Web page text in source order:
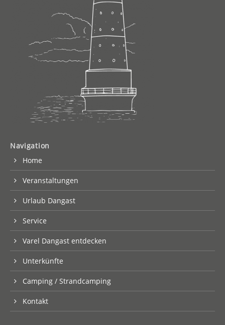
Navigation
Home
Veranstaltungen
Urlaub Dangast
Service
Varel Dangast entdecken
Unterkünfte
Camping / Strandcamping
Kontakt